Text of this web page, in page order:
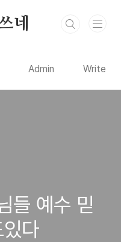
네
Admin Write
들 예수 믿
다